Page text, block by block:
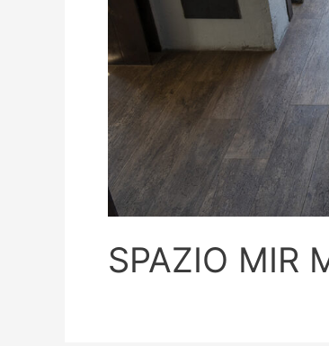
SPAZIO MIR